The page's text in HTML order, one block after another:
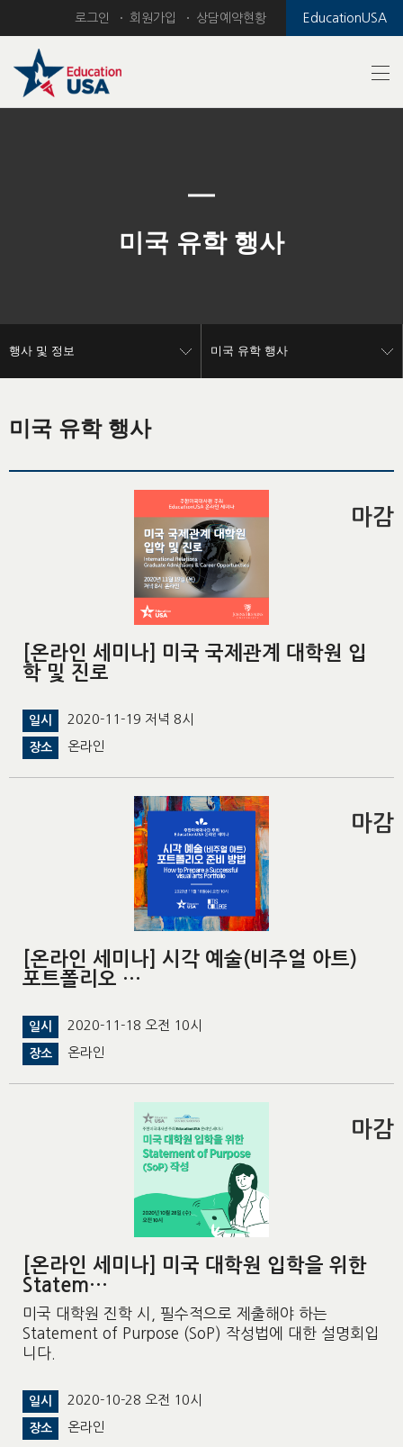
EducationUSA
로그인 회원가입 상담예약현황
미국 유학 행사
행사 및 정보 미국 유학 행사
미국 유학 행사
[온라인 세미나] 미국 국제관계 대학원 입
학 및 진로
일시 2020-11-19 저녁 8시
장소 온라인
마감
[온라인 세미나] 시각 예술(비주얼 아트)
포트폴리오 …
일시 2020-11-18 오전 10시
장소 온라인
마감
[온라인 세미나] 미국 대학원 입학을 위한
Statem…
미국 대학원 진학 시, 필수적으로 제출해야 하는
Statement of Purpose (SoP) 작성법에 대한 설명회입
니다.
일시 2020-10-28 오전 10시
장소 온라인
마감